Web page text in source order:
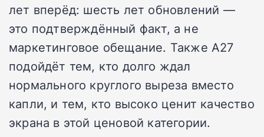
лет вперёд: шесть лет обновлений —
это подтверждённый факт, а не
маркетинговое обещание. Также A27
подойдёт тем, кто долго ждал
нормального круглого выреза вместо
капли, и тем, кто высоко ценит качество
экрана в этой ценовой категории.